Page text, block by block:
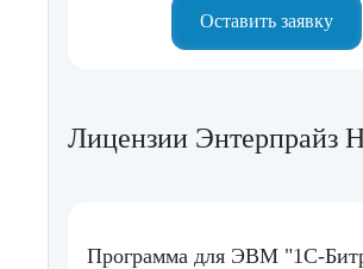
Оставить заявку
Лицензии Энтерпрайз
Программа для ЭВМ "1С-